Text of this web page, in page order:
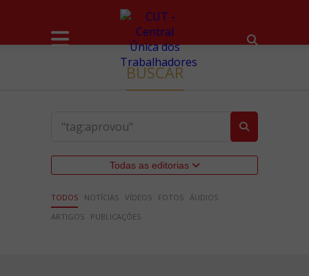
BUSCAR
Todas as editorias
TODOS NOTÍCIAS VÍDEOS FOTOS ÁUDIOS
ARTIGOS
PUBLICAÇÕES